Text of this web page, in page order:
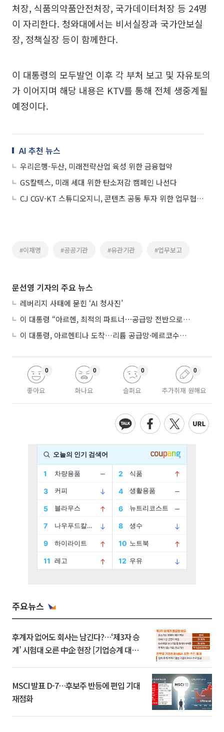
처장, 식품의약품안전처장, 국가데이터처장 등 24명
이 자리한다. 청와대에서는 비서실장과 국가안보실
장, 정책실장 등이 함께한다.
이 대통령의 모두발언 이후 각 부처 보고 및 자유토의
가 이어지며 해당 내용은 KTV를 통해 전체 생중계될
예정이다.
AI 추천 뉴스
우리은행-두산, 미래전략산업 육성 위한 금융협약
GS칼텍스, 미래 세대 위한 탄소저감 캠페인 나선다
CJ CGV-KT 스튜디오지니, 콘텐츠 공동 투자 위한 업무협약 체결
#이재명 #공공기관 #유관기관 #업무보고
문선영 기자의 주요 뉴스
레버리지 사태에 묻힌 ‘AI 청사진’
이 대통령 “아르헨, 최적의 파트너⋯공급망 전반으로 확대”
이 대통령, 아르헨티나 도착…리튬 공급망·메르코수르 협력 논의
좋아요
0
화나요
0
슬퍼요
0
추가취재 원해요
0
주요뉴스
후계자 없어도 회사는 남긴다?…‘제3자 승
계’ 시험대 오른 中企 현장 [기업승계 대전
MSCI 발표 D-7…후보주 반등에 편입 기대
재점화